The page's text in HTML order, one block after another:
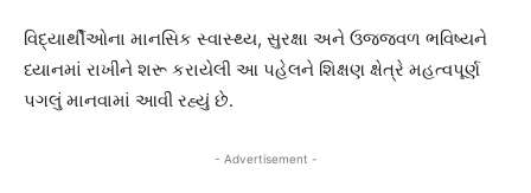
વિદ્યાર્થીઓના માનસિક સ્વાસ્થ્ય, સુરક્ષા અને ઉજ્જવળ ભવિષ્યને
ધ્યાનમાં રાખીને શરૂ કરાયેલી આ પહેલને શિક્ષણ ક્ષેત્રે મહત્વપૂર્ણ
પગલું માનવામાં આવી રહ્યું છે.
- Advertisement -